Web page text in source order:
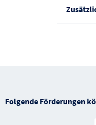
Folgende Förderungen